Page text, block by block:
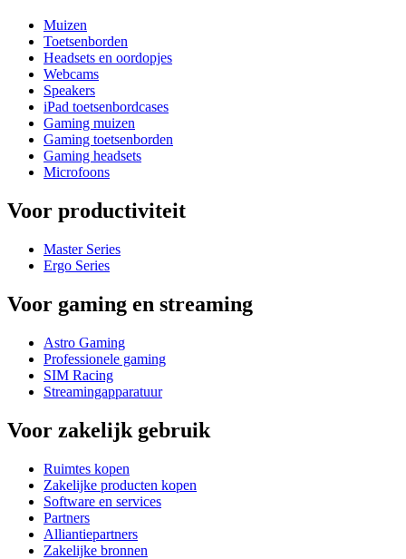
Muizen
Toetsenborden
Headsets en oordopjes
Webcams
Speakers
iPad toetsenbordcases
Gaming muizen
Gaming toetsenborden
Gaming headsets
Microfoons
Voor productiviteit
Master Series
Ergo Series
Voor gaming en streaming
Astro Gaming
Professionele gaming
SIM Racing
Streamingapparatuur
Voor zakelijk gebruik
Ruimtes kopen
Zakelijke producten kopen
Software en services
Partners
Alliantiepartners
Zakelijke bronnen